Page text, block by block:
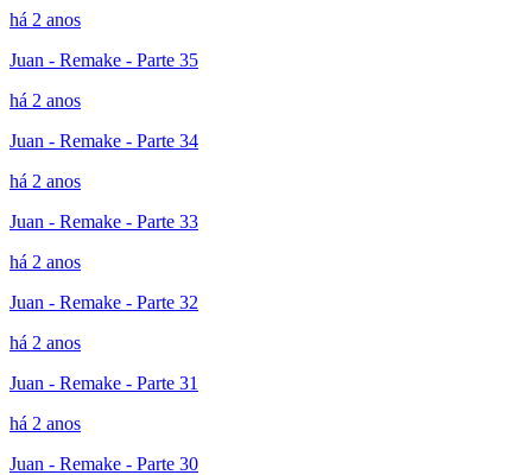
há 2 anos
Juan - Remake - Parte 35
há 2 anos
Juan - Remake - Parte 34
há 2 anos
Juan - Remake - Parte 33
há 2 anos
Juan - Remake - Parte 32
há 2 anos
Juan - Remake - Parte 31
há 2 anos
Juan - Remake - Parte 30